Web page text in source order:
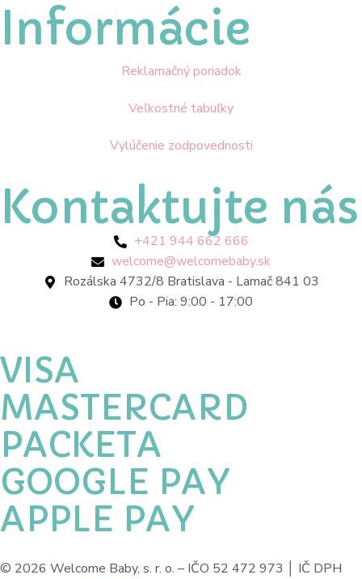
Informácie
Reklamačný poriadok
Veľkostné tabuľky
Vylúčenie zodpovednosti
Kontaktujte nás
+421 944 662 666
welcome@welcomebaby.sk
Rozálska 4732/8 Bratislava - Lamač 841 03
Po - Pia: 9:00 - 17:00
VISA
MASTERCARD
PACKETA
GOOGLE PAY
APPLE PAY
© 2026 Welcome Baby, s. r. o. – IČO 52 472 973 │ IČ DPH